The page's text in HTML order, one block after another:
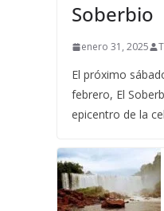
Soberbio
enero 31, 2025
El próximo
febrero, El
epicentro de la